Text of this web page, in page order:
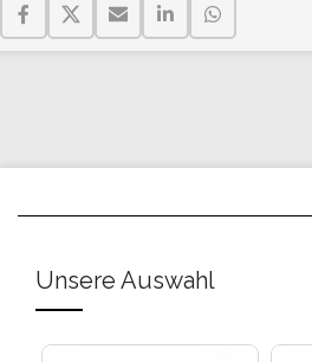
Unsere Auswahl